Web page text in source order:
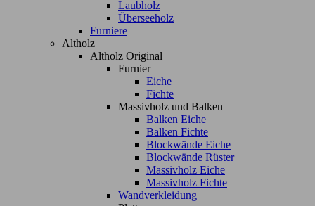
Laubholz
Überseeholz
Furniere
Altholz
Altholz Original
Furnier
Eiche
Fichte
Massivholz und Balken
Balken Eiche
Balken Fichte
Blockwände Eiche
Blockwände Rüster
Massivholz Eiche
Massivholz Fichte
Wandverkleidung